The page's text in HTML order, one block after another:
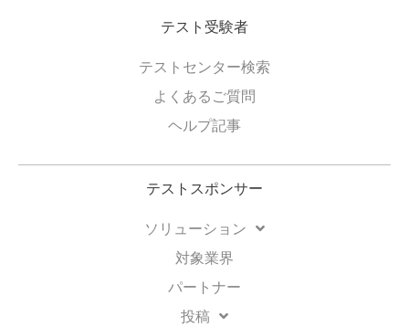
テスト受験者
テストセンター検索
よくあるご質問
ヘルプ記事
テストスポンサー
ソリューション
対象業界
パートナー
投稿